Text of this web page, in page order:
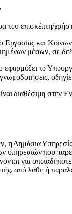
επισκέπτη/
Εργασίας και
μέσων, σε
εφαρμόζει το
γνωμοδοτήσεις,
διαθέσιμη στην
η Δημόσια
υπηρεσιών
για
από λάθη ή